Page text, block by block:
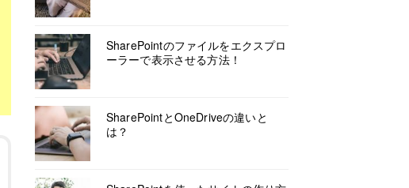
SharePointのファイルをエクスプロ
ーラーで表示させる方法！
SharePointとOneDriveの違いと
は？